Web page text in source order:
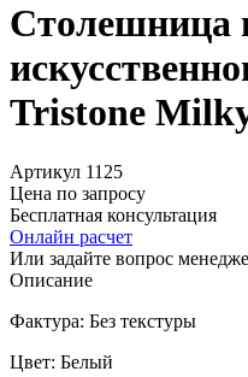
Столешница
Tristone
Артикул 1125
Цена по запросу
Бесплатная консультация
Онлайн расчет
Или задайте вопрос
Описание
Фактура: Без текстуры
Цвет: Белый